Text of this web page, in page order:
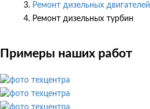
Ремонт дизельных двигателей
Ремонт дизельных турбин
Примеры наших работ